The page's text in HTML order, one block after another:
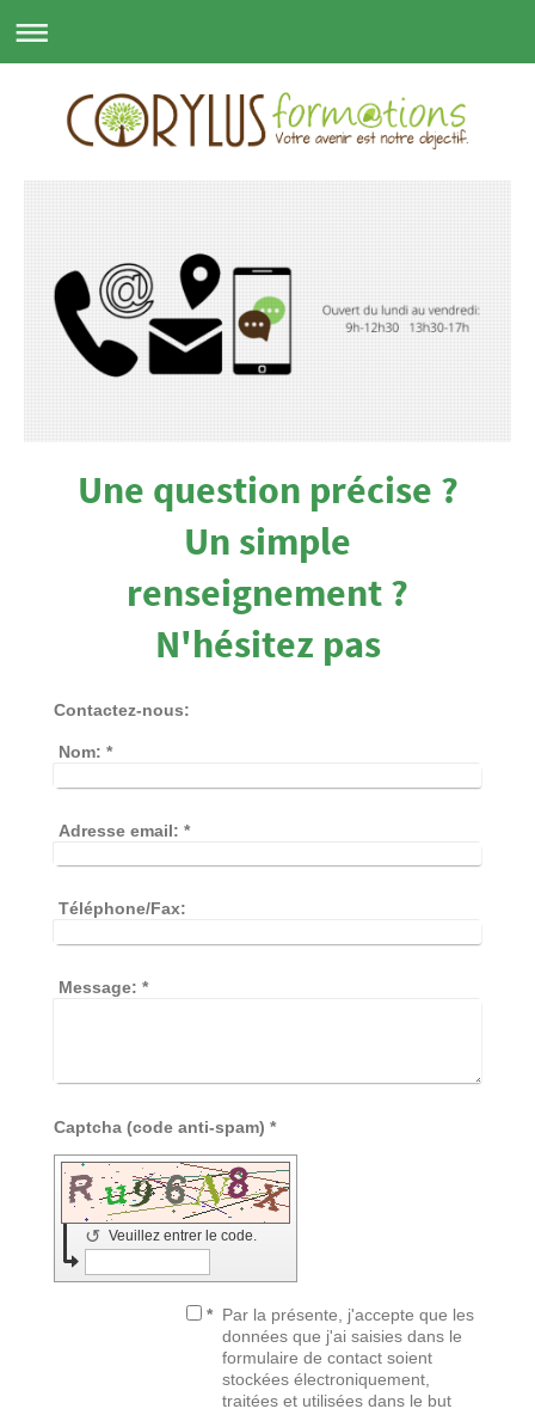
Une question précise ?
Un simple
renseignement ?
N'hésitez pas
Contactez-nous:
Nom: *
Adresse email: *
Téléphone/Fax:
Message: *
Captcha (code anti-spam) *
Veuillez entrer le code.
↺
* Par la présente, j'accepte que les
données que j'ai saisies dans le
formulaire de contact soient
stockées électroniquement,
traitées et utilisées dans le but